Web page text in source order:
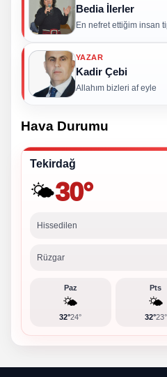
Bedia İlerler
En nefret ettiğim insan
YAZAR
Kadir Çebi
Allahım bizleri af eyle
Hava Durumu
Tekirdağ
🌤️30°
Hissedilen
Rüzgar
Paz
🌤️
32°24°
Pts
🌤️
32°23°